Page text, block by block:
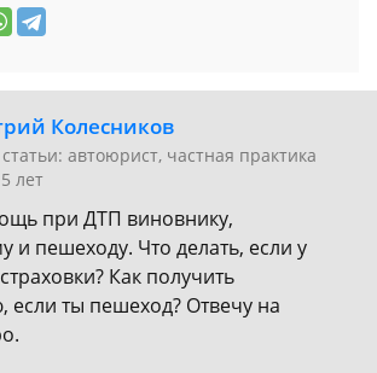
Колесников
автоюрист, частная практика
лет
при ДТП виновнику,
и пешеходу. Что делать, если у
Как получить
если ты пешеход? Отвечу на